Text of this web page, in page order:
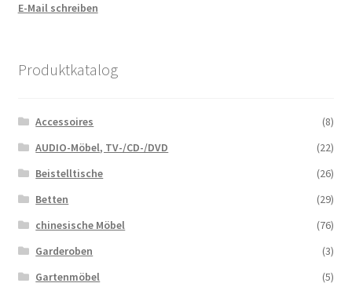
E-Mail schreiben
Produktkatalog
Accessoires
(8)
AUDIO-Möbel, TV-/CD-/DVD
(22)
Beistelltische
(26)
Betten
(29)
chinesische Möbel
(76)
Garderoben
(3)
Gartenmöbel
(5)